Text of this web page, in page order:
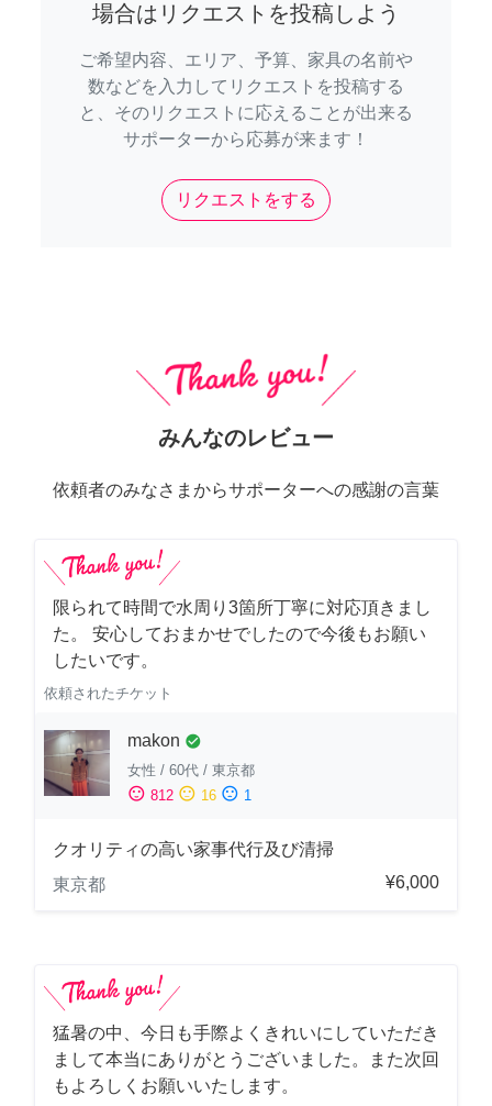
場合はリクエストを投稿しよう
ご希望内容、エリア、予算、家具の名前や
数などを入力してリクエストを投稿する
と、そのリクエストに応えることが出来る
サポーターから応募が来ます！
リクエストをする
みんなのレビュー
依頼者のみなさまからサポーターへの感謝の言葉
限られて時間で水周り3箇所丁寧に対応頂きまし
た。 安心しておまかせでしたので今後もお願い
したいです。
依頼されたチケット
makon check_circle
女性 / 60代 / 東京都
sentiment_satisfied 812 sentiment_neutral 16 sentiment_dissatisfied 1
クオリティの高い家事代行及び清掃
東京都
¥6,000
猛暑の中、今日も手際よくきれいにしていただき
まして本当にありがとうございました。また次回
もよろしくお願いいたします。